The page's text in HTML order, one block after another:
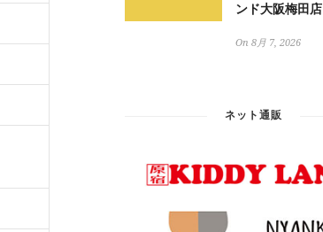
ンド大阪梅田店
On 8月 7, 2026
ネット通販